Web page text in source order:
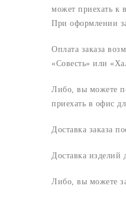
может приехать к
При оформлении
Оплата заказа
«Совесть» или
Либо, вы можете
приехать в офис
Доставка заказа
Доставка изделий
Либо, вы можете